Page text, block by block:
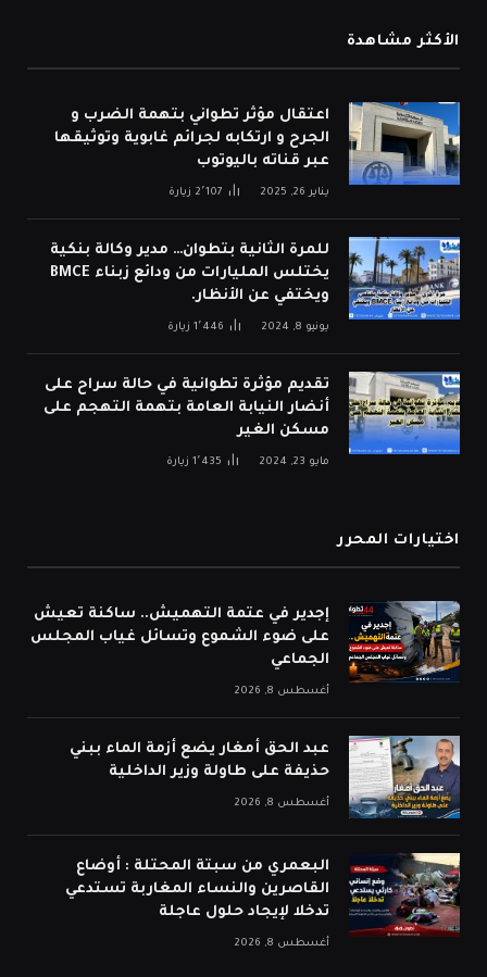
الأكثر مشاهدة
اعتقال مؤثر تطواني بتهمة الضرب و
الجرح و ارتكابه لجرائم غابوية وتوثيقها
عبر قناته باليوتوب
يناير 26, 2025 2٬107 زيارة
للمرة الثانية بتطوان… مدير وكالة بنكية
يختلس المليارات من ودائع زبناء BMCE
ويختفي عن الأنظار.
يونيو 8, 2024 1٬446 زيارة
تقديم مؤثرة تطوانية في حالة سراح على
أنضار النيابة العامة بتهمة التهجم على
مسكن الغير
مايو 23, 2024 1٬435 زيارة
اختيارات المحرر
إجدير في عتمة التهميش.. ساكنة تعيش
على ضوء الشموع وتسائل غياب المجلس
الجماعي
أغسطس 8, 2026
عبد الحق أمغار يضع أزمة الماء ببني
حذيفة على طاولة وزير الداخلية
أغسطس 8, 2026
البعمري من سبتة المحتلة : أوضاع
القاصرين والنساء المغاربة تستدعي
تدخلا لإيجاد حلول عاجلة
أغسطس 8, 2026